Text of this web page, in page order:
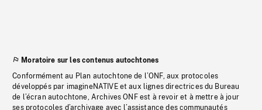
Moratoire sur les contenus autochtones
Conformément au Plan autochtone de l’ONF, aux protocoles
développés par imagineNATIVE et aux lignes directrices du Bureau
de l’écran autochtone, Archives ONF est à revoir et à mettre à jour
ses protocoles d’archivage avec l’assistance des communautés